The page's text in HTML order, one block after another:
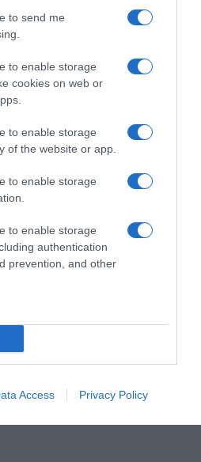
to send me
to enable storage
cookies on web or
to enable storage
of the website or app.
to enable storage
to enable storage
authentication
prevention, and other
Access Privacy Policy